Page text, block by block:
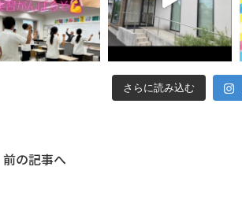
さらに読み込む
前の記事へ